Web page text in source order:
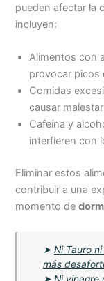
pueden afectar la
incluyen:
Alimentos con
provocar picos
Comidas
causar
Cafeína y
interfieren con
Eliminar estos
contribuir a una
momento de
➤Ni Tauro
más